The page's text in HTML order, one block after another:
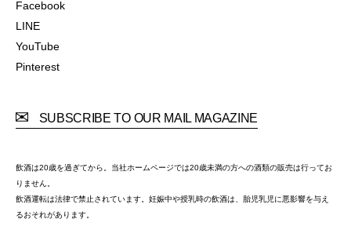
Facebook
LINE
YouTube
Pinterest
SUBSCRIBE TO OUR MAIL MAGAZINE
飲酒は20歳を過ぎてから。当社ホームページでは20歳未満の方への酒類の販売は行ってお
りません。
飲酒運転は法律で禁止されています。妊娠中や授乳時の飲酒は、胎児乳児に悪影響を与え
るおそれがあります。